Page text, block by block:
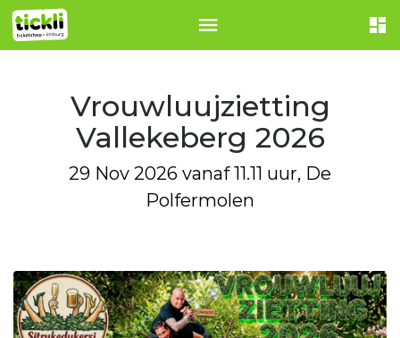
Vrouwluujzietting
Vallekeberg 2026
29 Nov 2026 vanaf 11.11 uur, De
Polfermolen